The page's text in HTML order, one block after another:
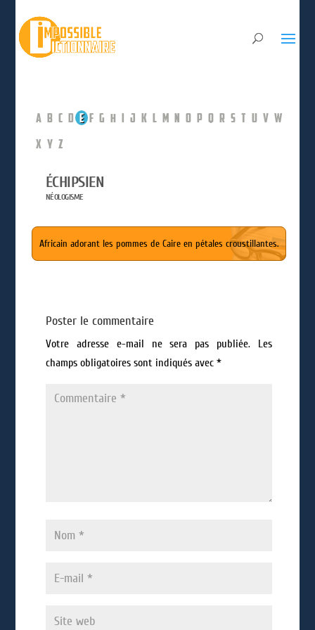
A B C D E F G H I J K L M N O P Q R S T U V W
X Y Z
ÉCHIPSIEN
NÉOLOGISME
Africain adorant les pommes de Caire en pétales croustillantes.
Poster le commentaire
Votre adresse e-mail ne sera pas publiée.
Les
champs obligatoires sont indiqués avec *